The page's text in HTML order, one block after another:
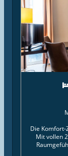
Die
Mit vollen